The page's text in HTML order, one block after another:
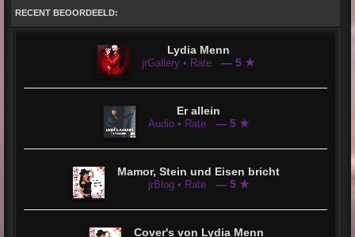
RECENT BEOORDEELD:
Lydia Menn
jrGallery • Rate — 5 ★
Er allein
Audio • Rate — 5 ★
Mamor, Stein und Eisen bricht
jrBlog • Rate — 5 ★
Cover's von Lydia Menn